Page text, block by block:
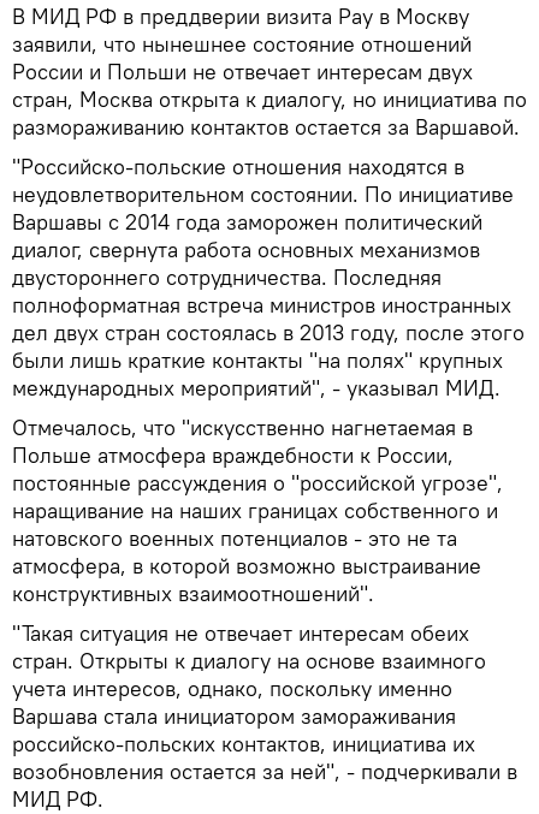
В МИД РФ в преддверии визита Рау в Москву
заявили, что нынешнее состояние отношений
России и Польши не отвечает интересам двух
стран, Москва открыта к диалогу, но инициатива по
размораживанию контактов остается за Варшавой.
"Российско-польские отношения находятся в
неудовлетворительном состоянии. По инициативе
Варшавы с 2014 года заморожен политический
диалог, свернута работа основных механизмов
двустороннего сотрудничества. Последняя
полноформатная встреча министров иностранных
дел двух стран состоялась в 2013 году, после этого
были лишь краткие контакты "на полях" крупных
международных мероприятий", - указывал МИД.
Отмечалось, что "искусственно нагнетаемая в
Польше атмосфера враждебности к России,
постоянные рассуждения о "российской угрозе",
наращивание на наших границах собственного и
натовского военных потенциалов - это не та
атмосфера, в которой возможно выстраивание
конструктивных взаимоотношений".
"Такая ситуация не отвечает интересам обеих
стран. Открыты к диалогу на основе взаимного
учета интересов, однако, поскольку именно
Варшава стала инициатором замораживания
российско-польских контактов, инициатива их
возобновления остается за ней", - подчеркивали в
МИД РФ.